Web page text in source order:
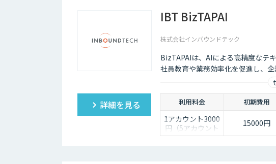
IBT BizTAPAI
株式会社インバウンドテック
BizTAPAIは、AIによる高精度なテ
社員教育や業務効率化を促進し、企
詳細を見る 利用料金 初期費用
1アカウント3000
円（5アカウント
より）
15000円